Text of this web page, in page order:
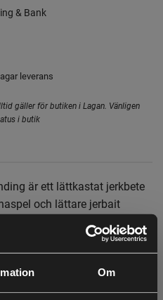
Om
& Bank
leverans
gäller för butiken i Lagan. Vänligen
i butik
är ett lättkastat jerkbete
och lättare jerbait
blivit en stor favorit bland
tack vare sina
samt enkelheten i fisket.
eller jerkas hem.